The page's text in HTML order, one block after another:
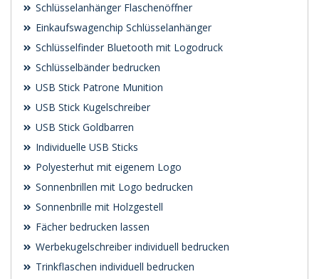
Schlüsselanhänger Flaschenöffner
Einkaufswagenchip Schlüsselanhänger
Schlüsselfinder Bluetooth mit Logodruck
Schlüsselbänder bedrucken
USB Stick Patrone Munition
USB Stick Kugelschreiber
USB Stick Goldbarren
Individuelle USB Sticks
Polyesterhut mit eigenem Logo
Sonnenbrillen mit Logo bedrucken
Sonnenbrille mit Holzgestell
Fächer bedrucken lassen
Werbekugelschreiber individuell bedrucken
Trinkflaschen individuell bedrucken